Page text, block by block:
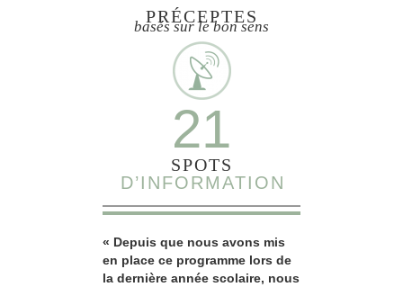
PRÉCEPTES
basés sur le bon sens
21
SPOTS
D’INFORMATION
« Depuis que nous avons mis
en place ce programme lors de
la dernière année scolaire, nous